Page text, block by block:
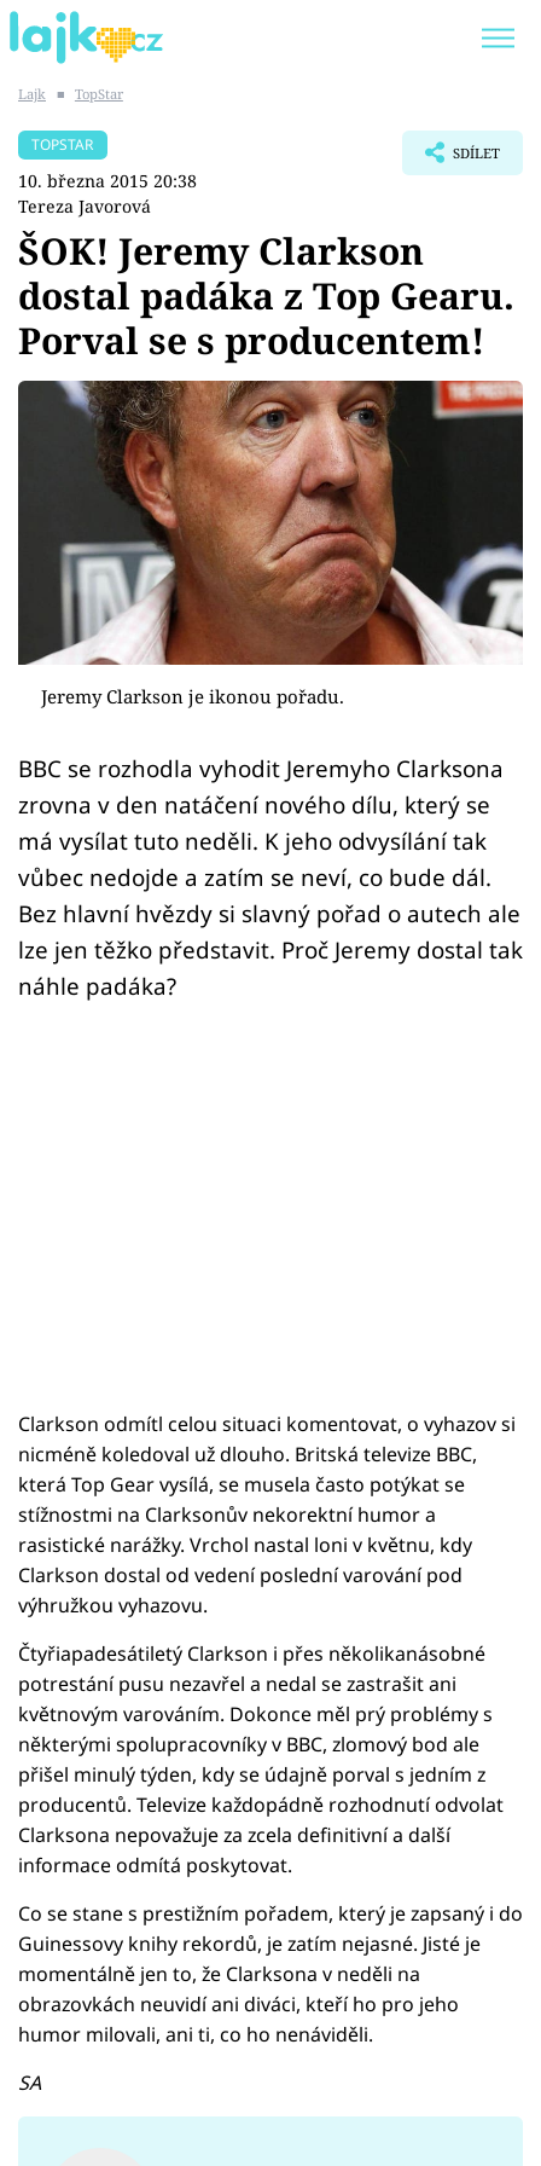
SHOPAHOLICADEL
Témata
Showbyznys
Youtubeři
Virály
Sex a vztahy
Videa
Sledujte prima+
Sledujte nás
Lajk ■ TopStar
TOPSTAR
10. března 2015 20:38
Tereza Javorová
SDÍLET
ŠOK! Jeremy Clarkson
dostal padáka z Top Gearu.
Porval se s producentem!
Jeremy Clarkson je ikonou pořadu.
BBC se rozhodla vyhodit Jeremyho Clarksona
zrovna v den natáčení nového dílu, který se
má vysílat tuto neděli. K jeho odvysílání tak
vůbec nedojde a zatím se neví, co bude dál.
Bez hlavní hvězdy si slavný pořad o autech ale
lze jen těžko představit. Proč Jeremy dostal tak
náhle padáka?
Clarkson odmítl celou situaci komentovat, o vyhazov si
nicméně koledoval už dlouho. Britská televize BBC,
která Top Gear vysílá, se musela často potýkat se
stížnostmi na Clarksonův nekorektní humor a
rasistické narážky. Vrchol nastal loni v květnu, kdy
Clarkson dostal od vedení poslední varování pod
výhružkou vyhazovu.
Čtyřiapadesátiletý Clarkson i přes několikanásobné
potrestání pusu nezavřel a nedal se zastrašit ani
květnovým varováním. Dokonce měl prý problémy s
některými spolupracovníky v BBC, zlomový bod ale
přišel minulý týden, kdy se údajně porval s jedním z
producentů. Televize každopádně rozhodnutí odvolat
Clarksona nepovažuje za zcela definitivní a další
informace odmítá poskytovat.
Co se stane s prestižním pořadem, který je zapsaný i do
Guinessovy knihy rekordů, je zatím nejasné. Jisté je
momentálně jen to, že Clarksona v neděli na
obrazovkách neuvidí ani diváci, kteří ho pro jeho
humor milovali, ani ti, co ho nenáviděli.
SA